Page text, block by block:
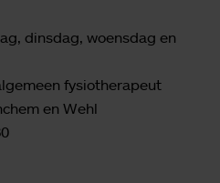
dinsdag, woensdag en
fysiotherapeut
en Wehl